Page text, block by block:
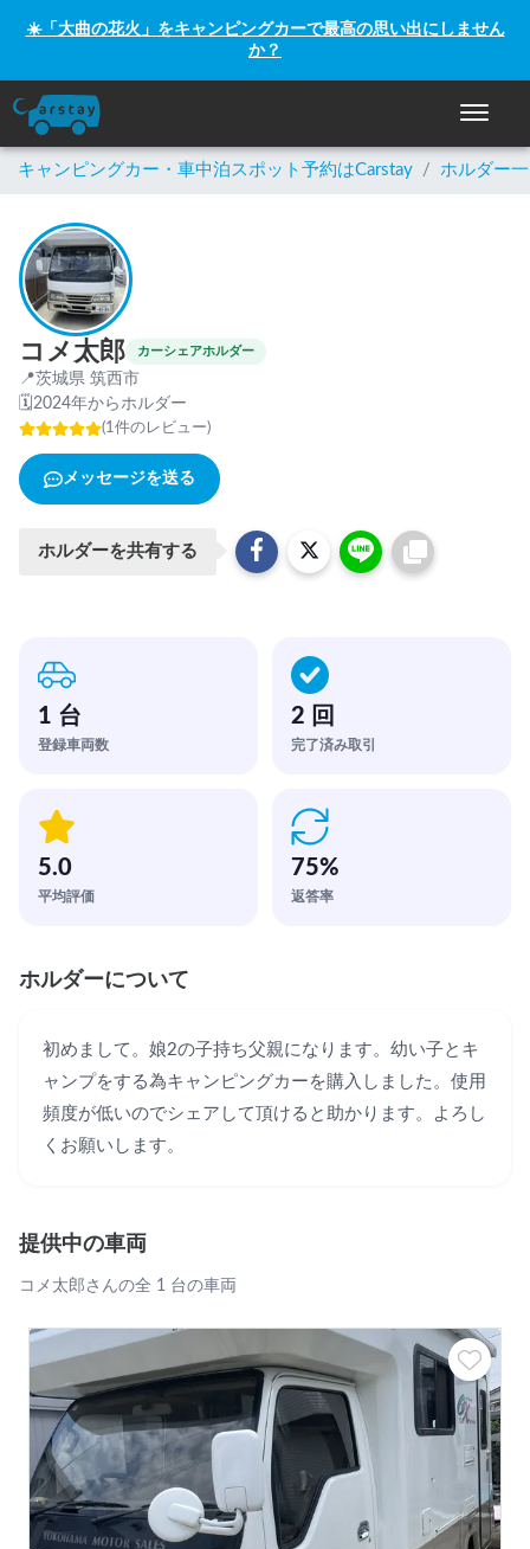
☀️「大曲の花火」をキャンピングカーで最高の思い出にしません
か？
ナビゲ
キャンピングカー・車中泊スポット予約はCarstay / ホルダー
コメ太郎 カーシェアホルダー
📍茨城県 筑西市
🗓2024年からホルダー
(1件のレビュー)
メッセージを送る
ホルダーを共有する
1 台
登録車両数
2 回
完了済み取引
5.0
平均評価
75%
返答率
ホルダーについて
初めまして。娘2の子持ち父親になります。幼い子とキ
ャンプをする為キャンピングカーを購入しました。使用
頻度が低いのでシェアして頂けると助かります。よろし
くお願いします。
提供中の車両
コメ太郎さんの全 1 台の車両